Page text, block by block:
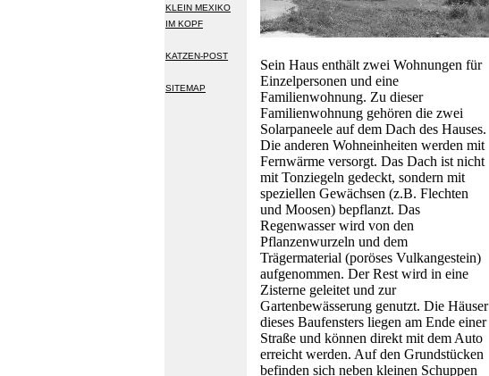
KLEIN MEXIKO
IM KOPF
KATZEN-POST
SITEMAP
Sein Haus enthält zwei Wohnungen für
Einzelpersonen und eine
Familienwohnung. Zu dieser
Familienwohnung gehören die zwei
Solarpaneele auf dem Dach des Hauses.
Die anderen Wohneinheiten werden mit
Fernwärme versorgt. Das Dach ist nicht
mit Tonziegeln gedeckt, sondern mit
speziellen Gewächsen (z.B. Flechten
und Moosen) bepflanzt. Das
Regenwasser wird von den
Pflanzenwurzeln und dem
Trägermaterial (poröses Vulkangestein)
aufgenommen. Der Rest wird in eine
Zisterne geleitet und zur
Gartenbewässerung genutzt. Die Häuser
dieses Baufensters liegen am Ende einer
Straße und können direkt mit dem Auto
erreicht werden. Auf den Grundstücken
befinden sich neben kleinen Schuppen